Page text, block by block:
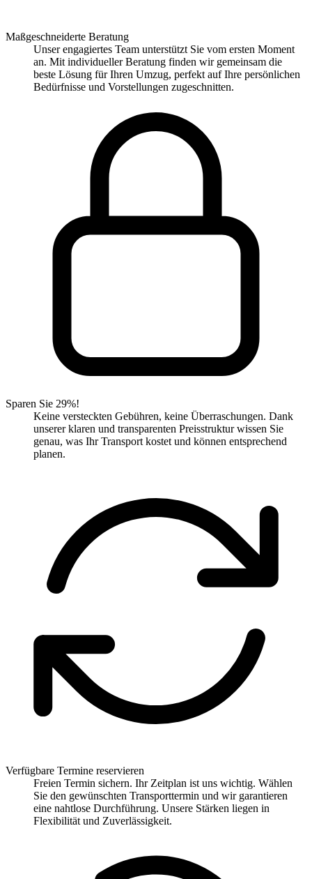
Maßgeschneiderte Beratung
Unser engagiertes Team unterstützt Sie vom ersten Moment
an. Mit individueller Beratung finden wir gemeinsam die
beste Lösung für Ihren Umzug, perfekt auf Ihre persönlichen
Bedürfnisse und Vorstellungen zugeschnitten.
Sparen Sie 29%!
Keine versteckten Gebühren, keine Überraschungen. Dank
unserer klaren und transparenten Preisstruktur wissen Sie
genau, was Ihr Transport kostet und können entsprechend
planen.
Verfügbare Termine reservieren
Freien Termin sichern. Ihr Zeitplan ist uns wichtig. Wählen
Sie den gewünschten Transporttermin und wir garantieren
eine nahtlose Durchführung. Unsere Stärken liegen in
Flexibilität und Zuverlässigkeit.